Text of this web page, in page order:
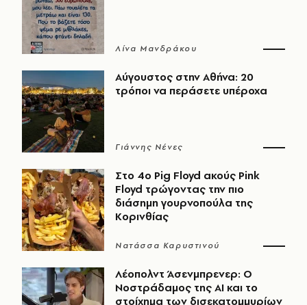
Λίνα Μανδράκου
Αύγουστος στην Αθήνα: 20
τρόποι να περάσετε υπέροχα
Γιάννης Νένες
Στο 4ο Pig Floyd ακούς Pink
Floyd τρώγοντας την πιο
διάσημη γουρνοπούλα της
Κορινθίας
Νατάσσα Καρυστινού
Λέοπολντ Άσενμπρενερ: Ο
Νοστράδαμος της AI και το
στοίχημα των δισεκατομμυρίων